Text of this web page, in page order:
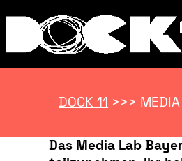
DOCK 11 >>>
Das Media Lab